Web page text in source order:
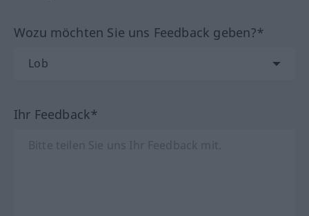
Wozu möchten Sie uns Feedback geben?*
Ihr Feedback*